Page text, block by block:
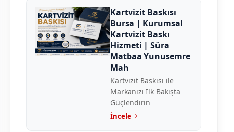
Kartvizit Baskısı
Bursa | Kurumsal
Kartvizit Baskı
Hizmeti | Süra
Matbaa Yunusemre
Mah
Kartvizit Baskısı ile
Markanızı İlk Bakışta
Güçlendirin
İncele